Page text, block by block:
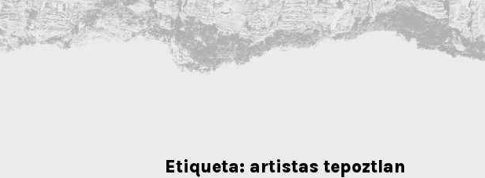
Etiqueta: artistas tepoztlan